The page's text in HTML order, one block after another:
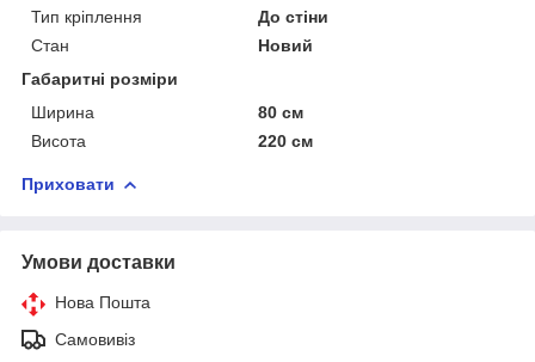
Тип кріплення
До стіни
Стан
Новий
Габаритні розміри
Ширина
80 см
Висота
220 см
Приховати
Умови доставки
Нова Пошта
Самовивіз